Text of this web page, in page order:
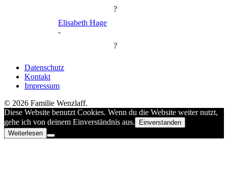
?
Elisabeth Hage
-
?
Datenschutz
Kontakt
Impressum
© 2026 Familie Wenzlaff.
Diese Website benutzt Cookies. Wenn du die Website weiter nutzt,
gehe ich von deinem Einverständnis aus.
Einverstanden
Weiterlesen